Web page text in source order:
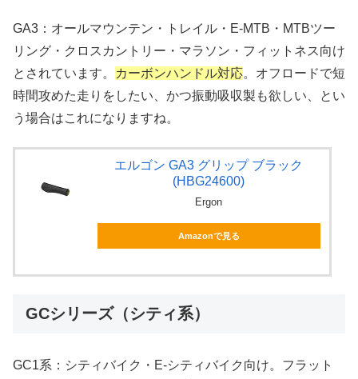
GA3：オールマウンテン・トレイル・E-MTB・MTBツー
リング・クロスカントリー・マラソン・フィットネス向け
とされています。
カーボンハンドル対応。オフロードで短
時間攻めた走りをしたい、かつ振動吸収製も欲しい、とい
う場合はこれになりますね。
エルゴン GA3 グリップ ブラック
(HBG24600)
Ergon
Amazonで見る
GCシリーズ（シティ系）
GC1系：シティバイク・E-シティバイク向け。フラット